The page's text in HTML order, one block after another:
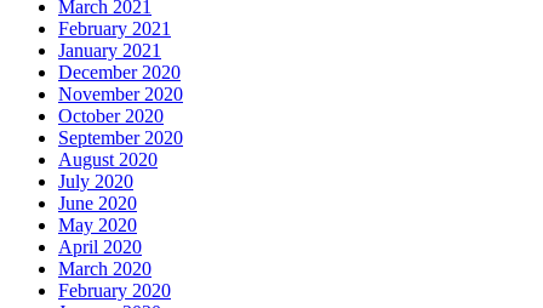
March 2021
February 2021
January 2021
December 2020
November 2020
October 2020
September 2020
August 2020
July 2020
June 2020
May 2020
April 2020
March 2020
February 2020